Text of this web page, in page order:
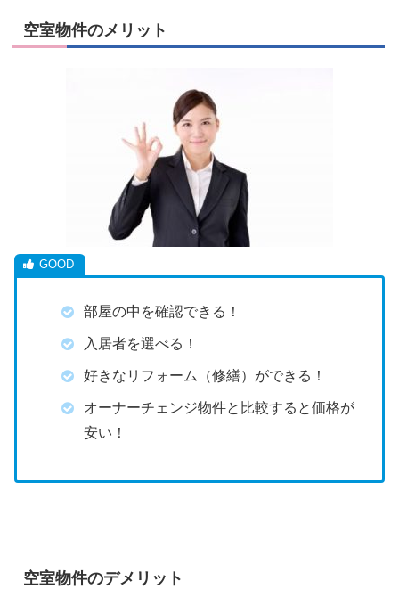
空室物件のメリット
部屋の中を確認できる！
入居者を選べる！
好きなリフォーム（修繕）ができる！
オーナーチェンジ物件と比較すると価格が
安い！
空室物件のデメリット